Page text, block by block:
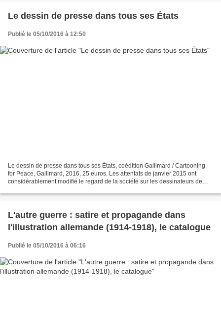
Le dessin de presse dans tous ses États
Publié le 05/10/2016 à 12:50
Le dessin de presse dans tous ses États, coédition Gallimard / Cartooning
for Peace, Gallimard, 2016, 25 euros. Les attentats de janvier 2015 ont
considérablement modifié le regard de la société sur les dessinateurs de
L'autre guerre : satire et propagande dans
l'illustration allemande (1914-1918), le catalogue
Publié le 05/10/2016 à 06:16